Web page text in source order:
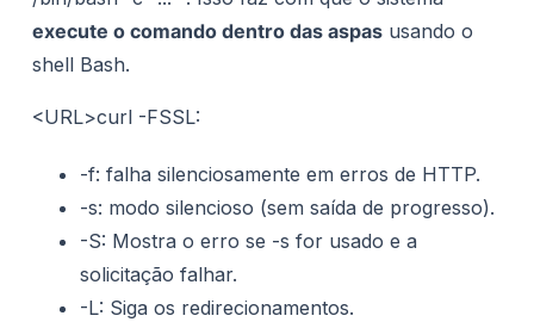
execute o comando dentro das aspas usando o
shell Bash.
<URL>curl -FSSL:
-f: falha silenciosamente em erros de HTTP.
-s: modo silencioso (sem saída de progresso).
-S: Mostra o erro se -s for usado e a
solicitação falhar.
-L: Siga os redirecionamentos.